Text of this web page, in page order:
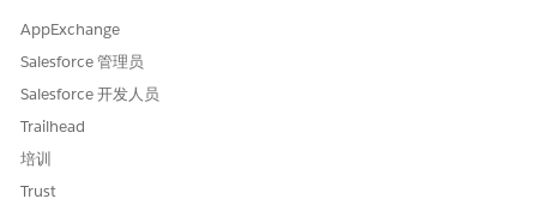
请与我们共享您的想法，以便我们进行改进！
AppExchange
Salesforce 管理员
Salesforce 开发人员
Trailhead
培训
Trust